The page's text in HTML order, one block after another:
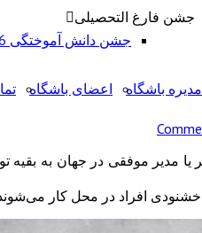
جشن فارغ التحصیلی
جشن دانش آموختگی 96
باشگاه اعضای باشگاه
مدیر موفقی در جهان به بقیه
افراد در محل کار